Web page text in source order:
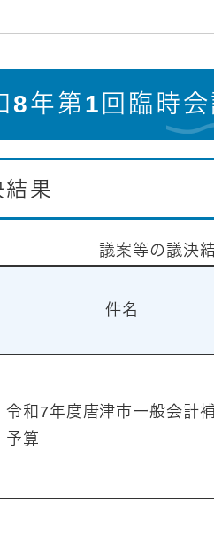
8年第1回臨時
果
議案等の議決
件名
令和7年度唐津市一般会計
予算